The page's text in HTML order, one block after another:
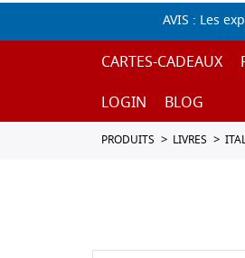
AVIS : Les
CARTES-CADEAUX
LOGIN
BLOG
PRODUITS LIVRES